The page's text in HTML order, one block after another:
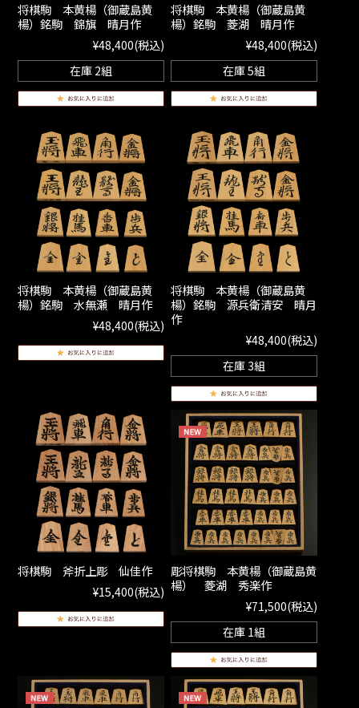
将棋駒 本黄楊（御蔵島黄
楊）銘駒 錦旗 晴月作
¥48,400(税込)
在庫 2組
将棋駒 本黄楊（御蔵島黄
楊）銘駒 菱湖 晴月作
¥48,400(税込)
在庫 5組
将棋駒 本黄楊（御蔵島黄
楊）銘駒 水無瀬 晴月作
¥48,400(税込)
将棋駒 本黄楊（御蔵島黄
楊）銘駒 源兵衛清安 晴月
作
¥48,400(税込)
在庫 3組
将棋駒 斧折上彫 仙佳作
¥15,400(税込)
彫将棋駒 本黄楊（御蔵島黄
楊） 菱湖 秀楽作
¥71,500(税込)
在庫 1組